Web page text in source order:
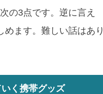
の3点です。逆に言え
ます。難しい話はあり
く携帯グッズ